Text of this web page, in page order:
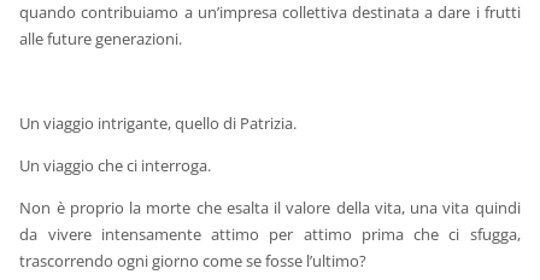
quando contribuiamo a un’impresa collettiva destinata a dare i frutti
alle future generazioni.
Un viaggio intrigante, quello di Patrizia.
Un viaggio che ci interroga.
Non è proprio la morte che esalta il valore della vita, una vita quindi
da vivere intensamente attimo per attimo prima che ci sfugga,
trascorrendo ogni giorno come se fosse l’ultimo?